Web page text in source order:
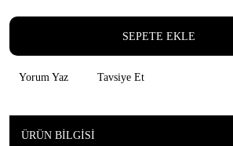
SEPETE EKLE
Yorum Yaz Tavsiye Et
ÜRÜN BILGISI